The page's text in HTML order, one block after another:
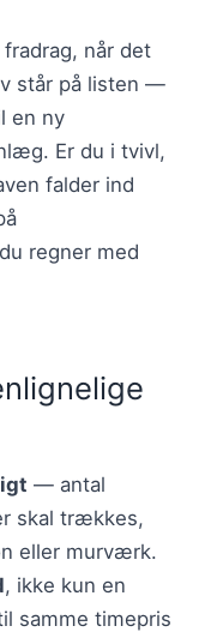
når det
står på listen —
en ny
Er du i tvivl,
falder ind
regner med
— antal
skal trækkes,
eller murværk.
, ikke kun en
samme timepris